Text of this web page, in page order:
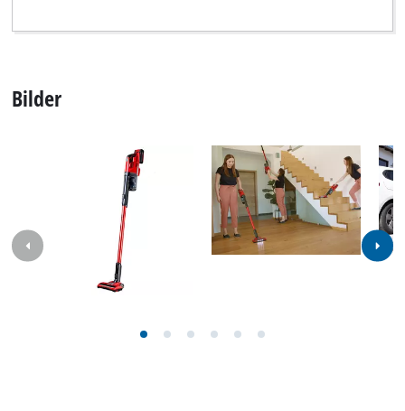
Unser Service Center in Deutschland
Wenden Sie Sich im Falle von Fragen zu Produkten
oder zum Service von iSC an uns - wir helfen Ihnen
gerne weiter.
In Deutschland und Österreich erhalten Sie
Kontaktdaten finden Sie über